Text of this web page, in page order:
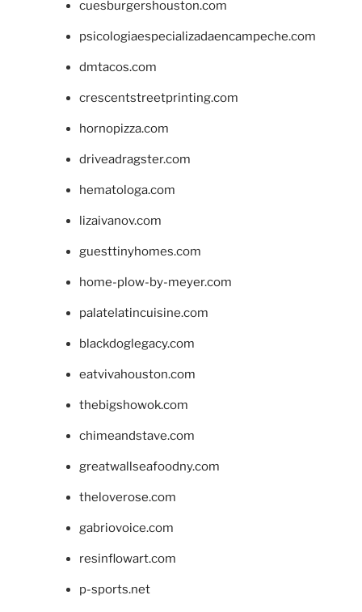
cuesburgershouston.com
psicologiaespecializadaencampeche.com
dmtacos.com
crescentstreetprinting.com
hornopizza.com
driveadragster.com
hematologa.com
lizaivanov.com
guesttinyhomes.com
home-plow-by-meyer.com
palatelatincuisine.com
blackdoglegacy.com
eatvivahouston.com
thebigshowok.com
chimeandstave.com
greatwallseafoodny.com
theloverose.com
gabriovoice.com
resinflowart.com
p-sports.net